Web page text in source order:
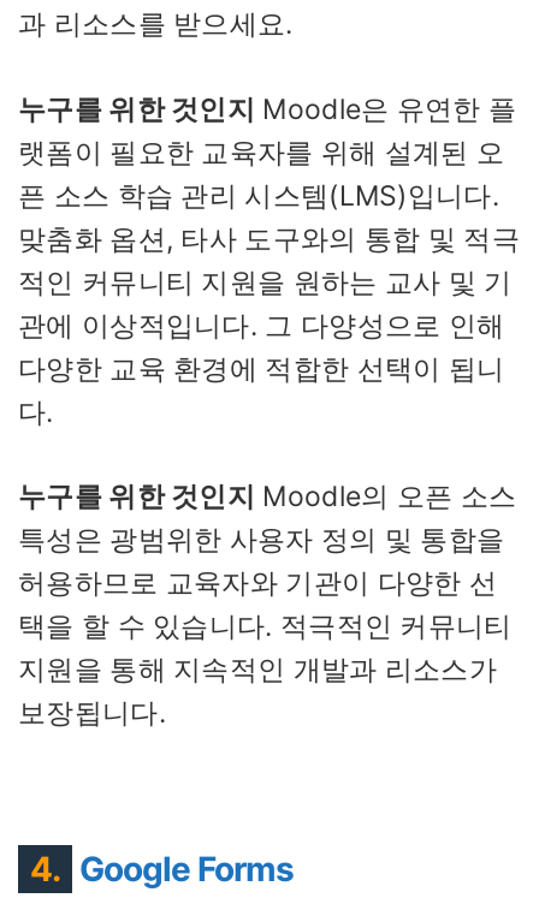
과 리소스를 받으세요.
누구를 위한 것인지 Moodle은 유연한 플
랫폼이 필요한 교육자를 위해 설계된 오
픈 소스 학습 관리 시스템(LMS)입니다.
맞춤화 옵션, 타사 도구와의 통합 및 적극
적인 커뮤니티 지원을 원하는 교사 및 기
관에 이상적입니다. 그 다양성으로 인해
다양한 교육 환경에 적합한 선택이 됩니
다.
누구를 위한 것인지 Moodle의 오픈 소스
특성은 광범위한 사용자 정의 및 통합을
허용하므로 교육자와 기관이 다양한 선
택을 할 수 있습니다. 적극적인 커뮤니티
지원을 통해 지속적인 개발과 리소스가
보장됩니다.
4. Google Forms